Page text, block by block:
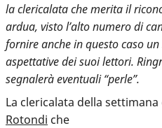
la clericalata che merita il
ardua, visto l’alto numero di
fornire anche in questo caso un
aspettative dei suoi lettori.
segnalerà eventuali “perle”.
La clericalata della settimana
Rotondi che